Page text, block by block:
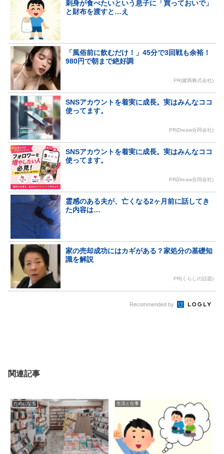
刺身が食べたいという息子に「買っておいで」
と財布を渡すと…え
「風俗前に飲むだけ！」45分で3回戦も余裕！
980円で朝まで絶好調
PR(健商株式会社)
SNSアカウントを着実に成長。実はみんなココ
使ってます。
PR(Dreaw合同会社)
SNSアカウントを着実に成長。実はみんなココ
使ってます。
PR(Dreaw合同会社)
霊感のある夫が、亡くなる2ヶ月前に話してき
た内容は…
家の売却成功にはカギがある？家処分の基礎知
識を解説
PR(くらしの話題)
Recommended by
関連記事
ためになる 生活と仕事